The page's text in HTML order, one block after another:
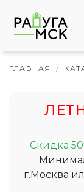
ГЛАВНАЯ /
Скидка
г.Москва